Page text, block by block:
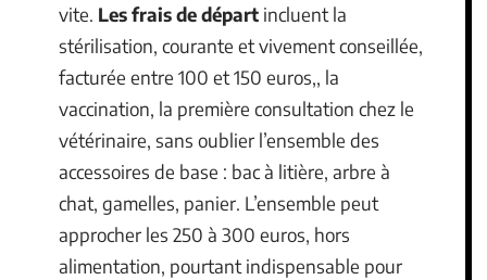
vite. Les frais de départ incluent la
stérilisation, courante et vivement conseillée,
facturée entre 100 et 150 euros,, la
vaccination, la première consultation chez le
vétérinaire, sans oublier l’ensemble des
accessoires de base : bac à litière, arbre à
chat, gamelles, panier. L’ensemble peut
approcher les 250 à 300 euros, hors
alimentation, pourtant indispensable pour